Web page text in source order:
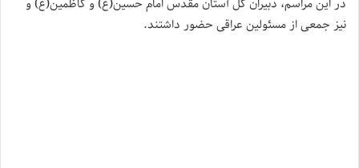
در این مراسم، دبیران کل آستان مقدس امام حسین(ع) و کاظمین(ع) و
نیز جمعی از مسئولین عراقی حضور داشتند.